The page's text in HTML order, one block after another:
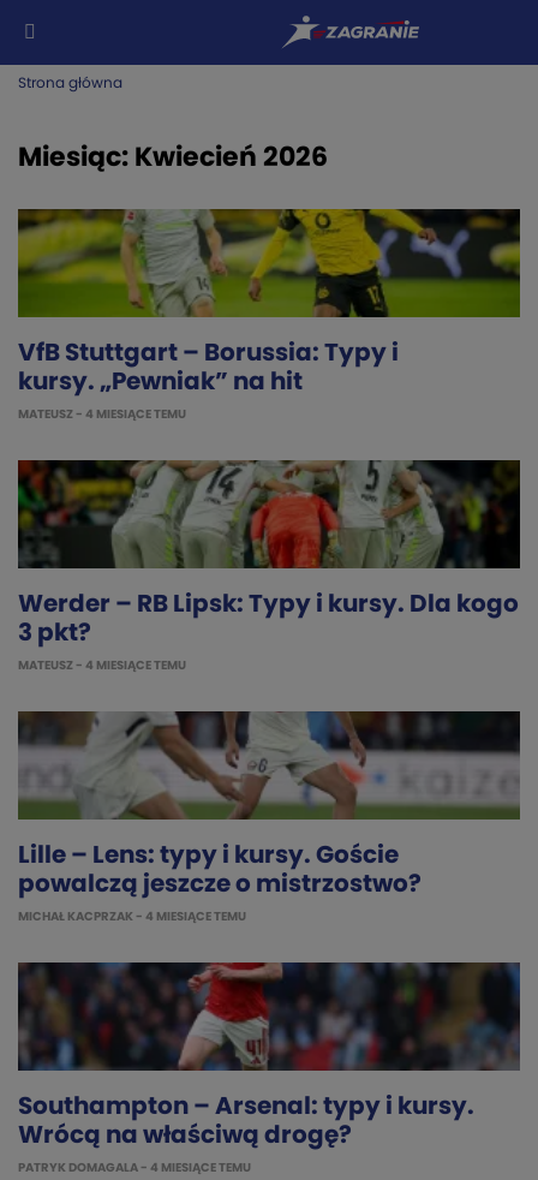
Strona główna
Miesiąc: Kwiecień 2026
VfB Stuttgart – Borussia: Typy i
kursy. „Pewniak” na hit
MATEUSZ - 4 MIESIĄCE TEMU
Werder – RB Lipsk: Typy i kursy. Dla kogo
3 pkt?
MATEUSZ - 4 MIESIĄCE TEMU
Lille – Lens: typy i kursy. Goście
powalczą jeszcze o mistrzostwo?
MICHAŁ KACPRZAK - 4 MIESIĄCE TEMU
Southampton – Arsenal: typy i kursy.
Wrócą na właściwą drogę?
PATRYK DOMAGALA - 4 MIESIĄCE TEMU